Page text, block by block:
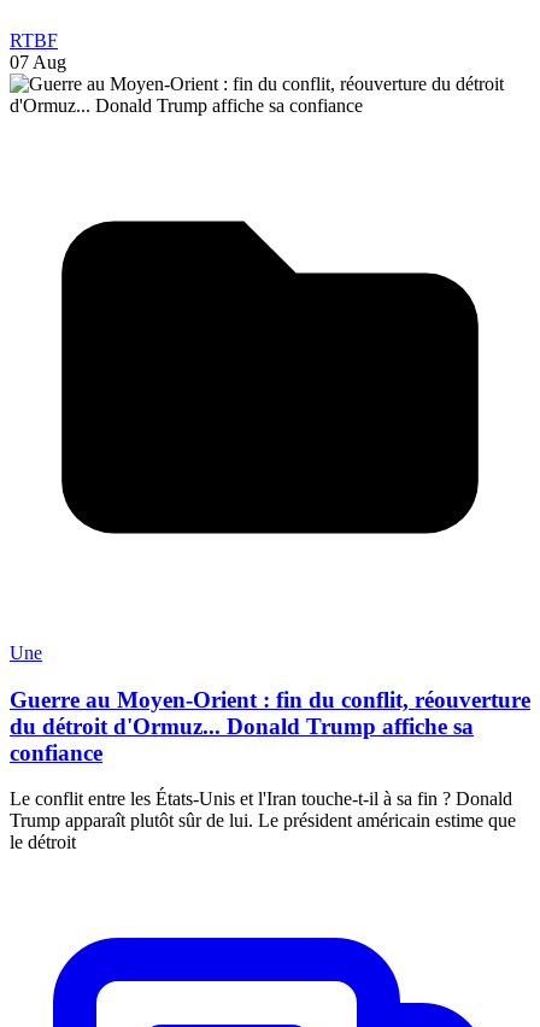
RTBF
07 Aug
Une
Guerre au Moyen-Orient : fin du conflit, réouverture
du détroit d'Ormuz... Donald Trump affiche sa
confiance
Le conflit entre les États-Unis et l'Iran touche-t-il à sa fin ? Donald
Trump apparaît plutôt sûr de lui. Le président américain estime que
le détroit